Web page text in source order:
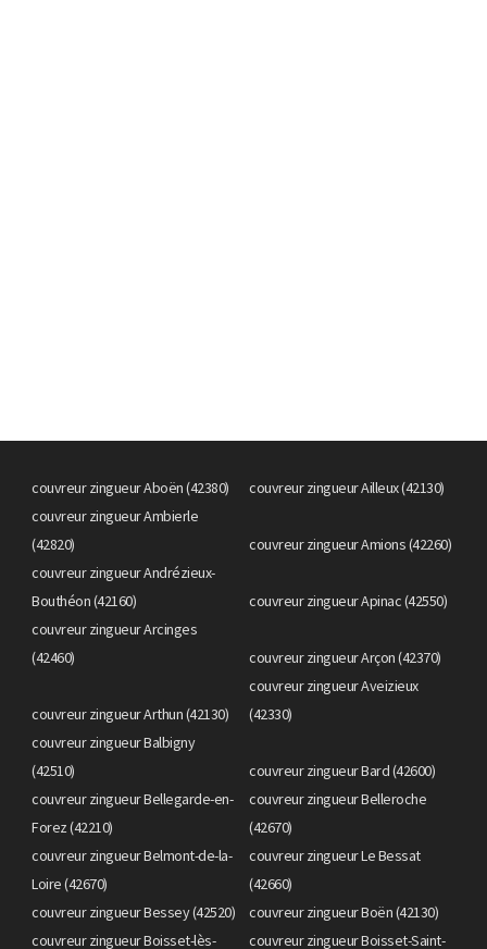
couvreur zingueur Aboën (42380)
couvreur zingueur Ailleux (42130)
couvreur zingueur Ambierle
(42820)
couvreur zingueur Amions (42260)
couvreur zingueur Andrézieux-
Bouthéon (42160)
couvreur zingueur Apinac (42550)
couvreur zingueur Arcinges
(42460)
couvreur zingueur Arçon (42370)
couvreur zingueur Arthun (42130)
couvreur zingueur Aveizieux
(42330)
couvreur zingueur Balbigny
(42510)
couvreur zingueur Bard (42600)
couvreur zingueur Bellegarde-en-
Forez (42210)
couvreur zingueur Belleroche
(42670)
couvreur zingueur Belmont-de-la-
Loire (42670)
couvreur zingueur Le Bessat
(42660)
couvreur zingueur Bessey (42520)
couvreur zingueur Boën (42130)
couvreur zingueur Boisset-lès-
couvreur zingueur Boisset-Saint-